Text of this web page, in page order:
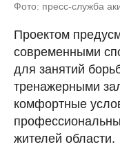
Фото: пресс-служба
Проектом
современными
для занятий
тренажерными
комфортные
жителей области.